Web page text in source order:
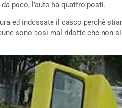
poco, l’auto ha quattro posti.
ed indossate il casco perchè
sono così mal ridotte che non